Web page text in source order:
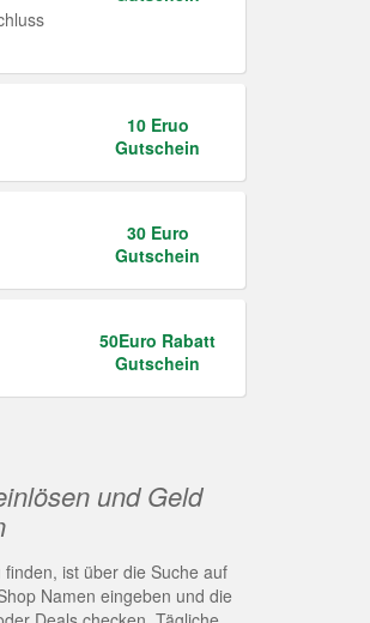
10 Eruo
Gutschein
30 Euro
Gutschein
50Euro Rabatt
Gutschein
und Geld
ist über die Suche auf
Namen eingeben und die